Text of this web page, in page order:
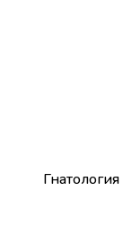
Гнатология